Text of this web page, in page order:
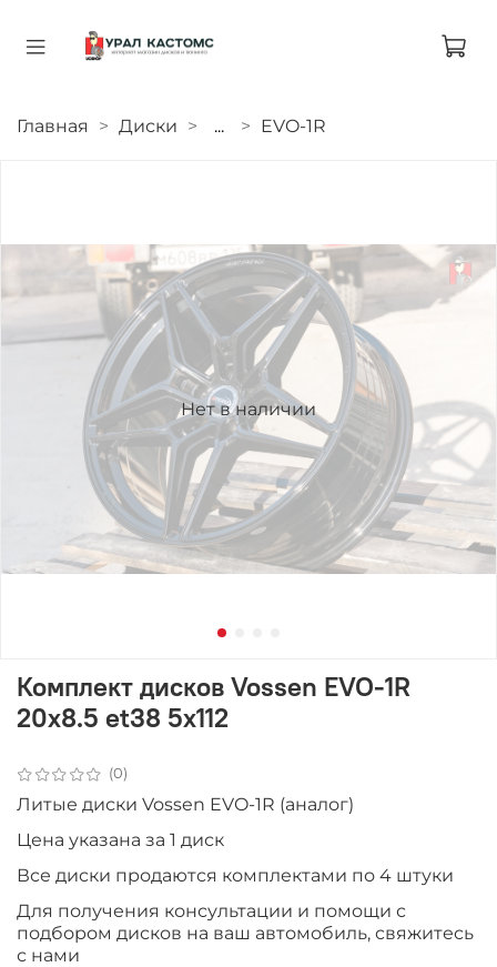
Главная Диски ... EVO-1R
Нет в наличии
(0)
Комплект дисков Vossen EVO-1R
20x8.5 et38 5x112
Литые диски Vossen EVO-1R (аналог)
Цена указана за 1 диск
Все диски продаютcя комплектами по 4 штуки
Для получения консультации и помощи с
подбором дисков на ваш автомобиль, свяжитесь
с нами